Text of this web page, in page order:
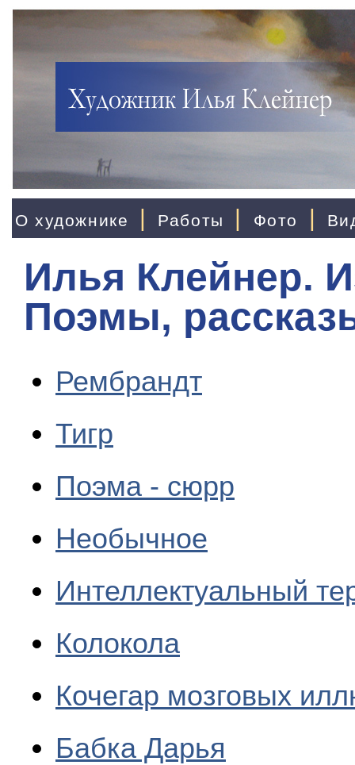
О художнике | Работы | Фото |
Илья Клейнер.
Поэмы,
Рембрандт
Тигр
Поэма - сюрр
Необычное
Интеллектуальный
Колокола
Кочегар мозговых
Бабка Дарья